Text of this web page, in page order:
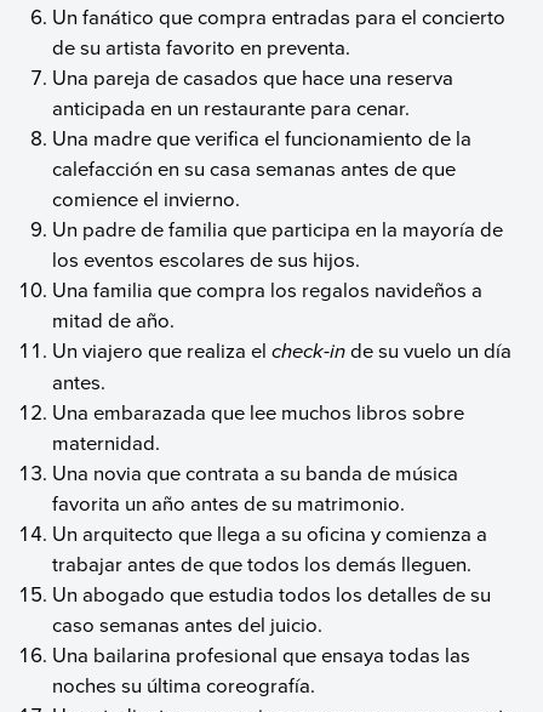
Un fanático que compra entradas para el concierto
de su artista favorito en preventa.
Una pareja de casados que hace una reserva
anticipada en un restaurante para cenar.
Una madre que verifica el funcionamiento de la
calefacción en su casa semanas antes de que
comience el invierno.
Un padre de familia que participa en la mayoría de
los eventos escolares de sus hijos.
Una familia que compra los regalos navideños a
mitad de año.
Un viajero que realiza el check-inde su vuelo un día
antes.
Una embarazada que lee muchos libros sobre
maternidad.
Una novia que contrata a su banda de música
favorita un año antes de su matrimonio.
Un arquitecto que llega a su oficina y comienza a
trabajar antes de que todos los demás lleguen.
Un abogado que estudia todos los detalles de su
caso semanas antes del juicio.
Una bailarina profesional que ensaya todas las
noches su última coreografía.